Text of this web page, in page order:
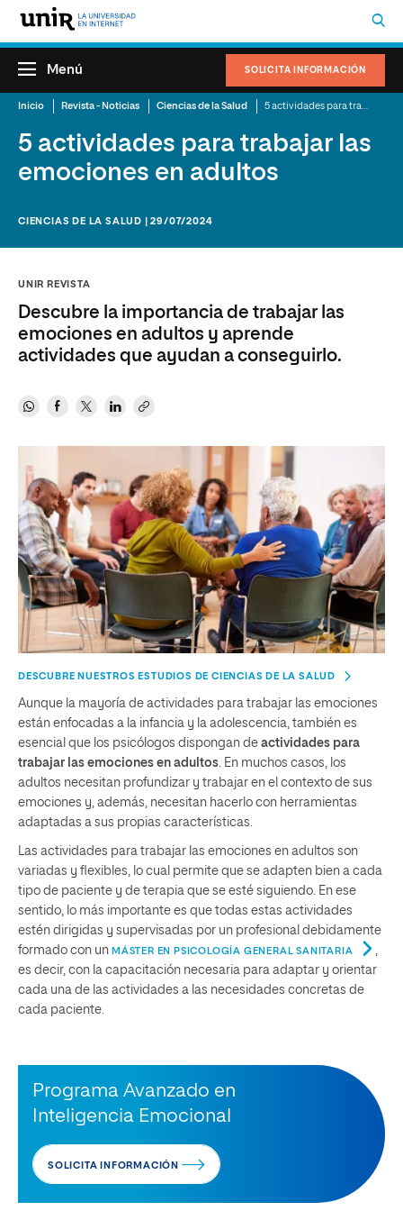
SOLICITA INFORMACIÓN
Menú
Inicio Revista - Noticias Ciencias de la Salud
5 actividades para trabajar las
emociones en adultos
CIENCIAS DE LA SALUD | 29/07/2024
UNIR REVISTA
Descubre la importancia de trabajar las
emociones en adultos y aprende
actividades que ayudan a conseguirlo.
DESCUBRE NUESTROS ESTUDIOS DE CIENCIAS DE LA SALUD
Aunque la mayoría de actividades para trabajar las emociones
están enfocadas a la infancia y la adolescencia, también es
esencial que los psicólogos dispongan de actividades para
trabajar las emociones en adultos . En muchos casos, los
adultos necesitan profundizar y trabajar en el contexto de sus
emociones y, además, necesitan hacerlo con herramientas
adaptadas a sus propias características.
Las actividades para trabajar las emociones en adultos son
variadas y flexibles, lo cual permite que se adapten bien a cada
tipo de paciente y de terapia que se esté siguiendo. En ese
sentido, lo más importante es que todas estas actividades
estén dirigidas y supervisadas por un profesional debidamente
formado con un MÁSTER EN PSICOLOGÍA GENERAL SANITARIA
es decir, con la capacitación necesaria para adaptar y orientar
cada una de las actividades a las necesidades concretas de
cada paciente.
Programa Avanzado en
Inteligencia Emocional
SOLICITA INFORMACIÓN